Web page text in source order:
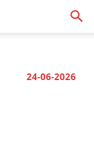
24-06-2026